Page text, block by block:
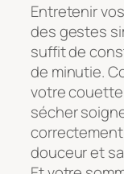
Entretenir
des gestes
suffit de
de minutie.
votre
sécher
correctement
douceur et